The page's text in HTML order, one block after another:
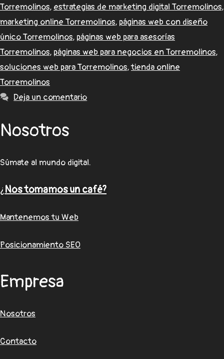
Torremolinos, estrategias de marketing digital Torremolinos,
marketing online Torremolinos, páginas web con diseño
único Torremolinos, páginas web para asesorías
Torremolinos, páginas web para negocios en Torremolinos,
soluciones web para Torremolinos,tienda online
Torremolinos
Deja un comentario
Nosotros
Súmate al mundo digital.
¿Nos tomamos un café?
Mantenemos tu Web
Posicionamiento SEO
Empresa
Nosotros
Contacto